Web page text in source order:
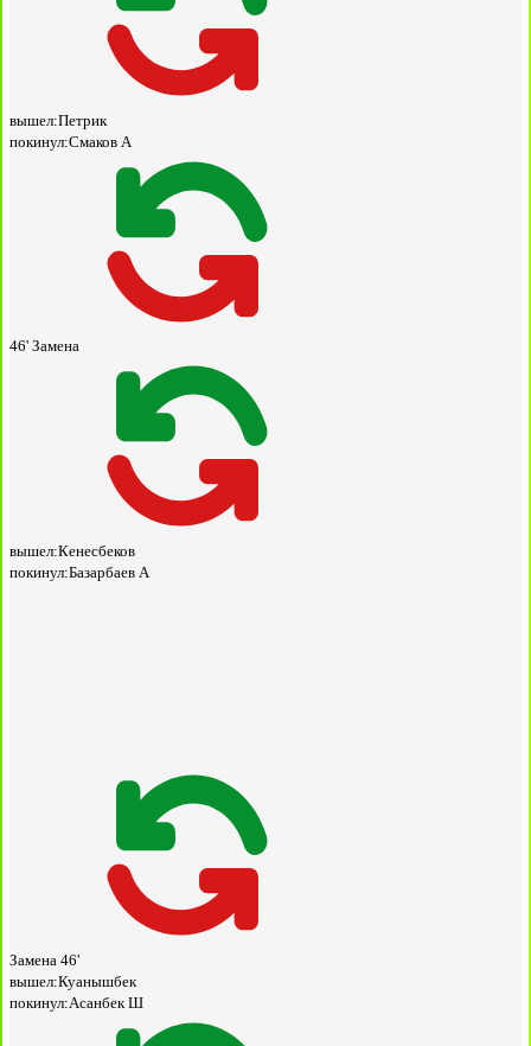
вышел:Петрик
покинул:Смаков А
46' Замена
вышел:Кенесбеков
покинул:Базарбаев А
Замена 46'
вышел:Куанышбек
покинул:Асанбек Ш